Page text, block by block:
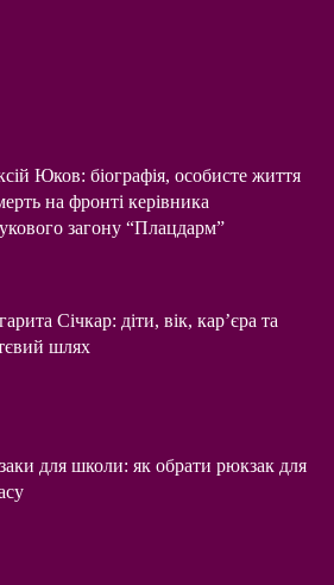
Юков: біографія, особисте життя
на фронті керівника
загону “Плацдарм”
Січкар: діти, вік, кар’єра та
шлях
для школи: як обрати рюкзак для